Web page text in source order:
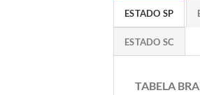
ESTADO SP
ESTADO SC
TABELA